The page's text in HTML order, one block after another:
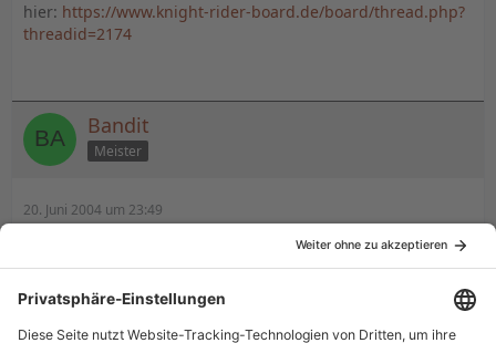
hier: https://www.knight-rider-board.de/board/thread.php?
threadid=2174
Bandit
Meister
20. Juni 2004 um 23:49
Willkommen im Forum, z4nd! Viel Spass!
Marcel